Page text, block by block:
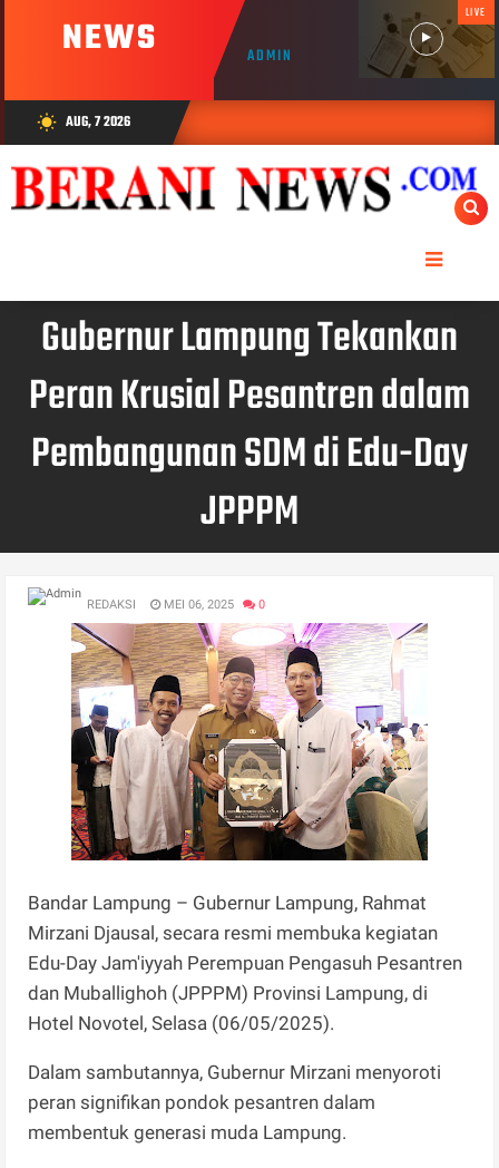
NEWS ADMIN
LIVE
wb_sunny AUG, 7 2026
Gubernur Lampung Tekankan
Peran Krusial Pesantren dalam
Pembangunan SDM di Edu-Day
JPPPM
REDAKSI MEI 06, 2025 0
Bandar Lampung – Gubernur Lampung, Rahmat
Mirzani Djausal, secara resmi membuka kegiatan
Edu-Day Jam'iyyah Perempuan Pengasuh Pesantren
dan Muballighoh (JPPPM) Provinsi Lampung, di
Hotel Novotel, Selasa (06/05/2025).
Dalam sambutannya, Gubernur Mirzani menyoroti
peran signifikan pondok pesantren dalam
membentuk generasi muda Lampung.